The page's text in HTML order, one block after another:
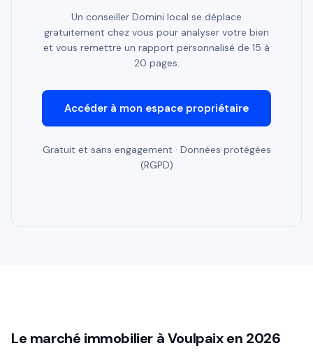
Un conseiller Domini local se déplace
gratuitement chez vous pour analyser votre bien
et vous remettre un rapport personnalisé de 15 à
20 pages.
Accéder à mon espace propriétaire
Gratuit et sans engagement · Données protégées
(RGPD)
Le marché immobilier à Voulpaix en 2026